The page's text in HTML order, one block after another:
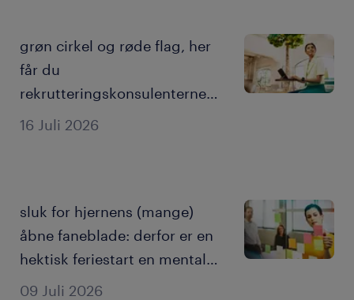
16 Juli 2026
grøn cirkel og røde flag, her
får du
rekrutteringskonsulenternes
guide til LinkedIn.
09 Juli 2026
sluk for hjernens (mange)
åbne faneblade: derfor er en
hektisk feriestart en mental
fælde